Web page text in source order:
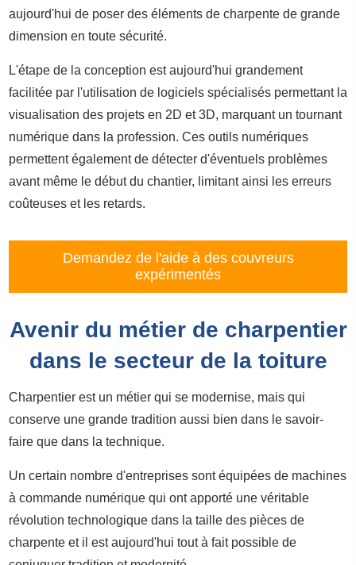
aujourd'hui de poser des éléments de charpente de grande
dimension en toute sécurité.
L'étape de la conception est aujourd'hui grandement
facilitée par l'utilisation de logiciels spécialisés permettant la
visualisation des projets en 2D et 3D, marquant un tournant
numérique dans la profession. Ces outils numériques
permettent également de détecter d'éventuels problèmes
avant même le début du chantier, limitant ainsi les erreurs
coûteuses et les retards.
Demandez de l'aide à des couvreurs
expérimentés
Avenir du métier de charpentier
dans le secteur de la toiture
Charpentier est un métier qui se modernise, mais qui
conserve une grande tradition aussi bien dans le savoir-
faire que dans la technique.
Un certain nombre d'entreprises sont équipées de machines
à commande numérique qui ont apporté une véritable
révolution technologique dans la taille des pièces de
charpente et il est aujourd'hui tout à fait possible de